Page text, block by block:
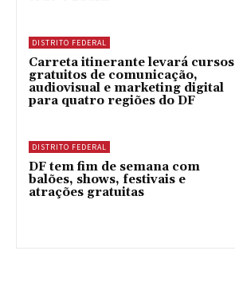
DISTRITO FEDERAL
Carreta itinerante levará cursos
gratuitos de comunicação,
audiovisual e marketing digital
para quatro regiões do DF
DISTRITO FEDERAL
DF tem fim de semana com
balões, shows, festivais e
atrações gratuitas